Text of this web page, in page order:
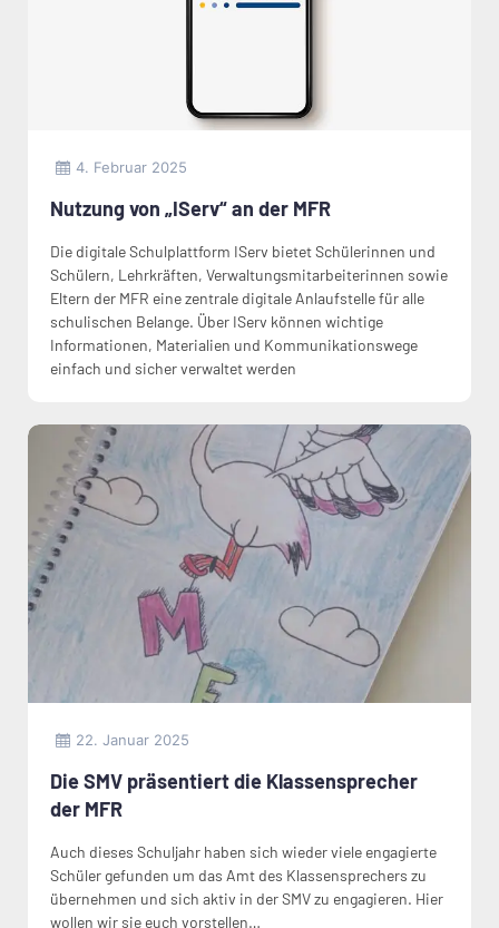
4. Februar 2025
Nutzung von „IServ“ an der MFR
Die digitale Schulplattform IServ bietet Schülerinnen und
Schülern, Lehrkräften, Verwaltungsmitarbeiterinnen sowie
Eltern der MFR eine zentrale digitale Anlaufstelle für alle
schulischen Belange. Über IServ können wichtige
Informationen, Materialien und Kommunikationswege
einfach und sicher verwaltet werden
22. Januar 2025
Die SMV präsentiert die Klassensprecher
der MFR
Auch dieses Schuljahr haben sich wieder viele engagierte
Schüler gefunden um das Amt des Klassensprechers zu
übernehmen und sich aktiv in der SMV zu engagieren. Hier
wollen wir sie euch vorstellen…